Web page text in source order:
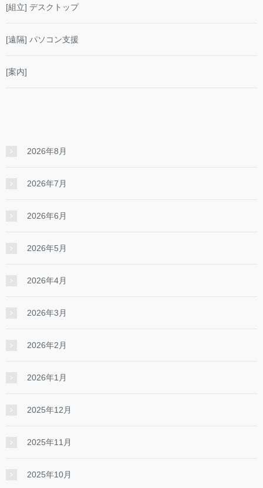
[組立] デスクトップ
[遠隔] パソコン支援
[案内]
2026年8月
2026年7月
2026年6月
2026年5月
2026年4月
2026年3月
2026年2月
2026年1月
2025年12月
2025年11月
2025年10月